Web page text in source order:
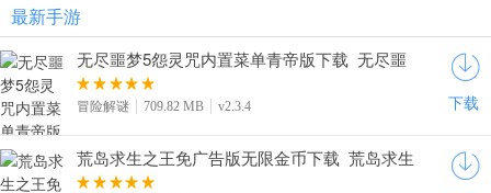
最新手游
无尽噩梦5怨灵咒内置菜单青帝版下载_无尽噩
梦5辅助菜单无敌版下载v2.3.4
冒险解谜 709.82 MB v2.3.4 下载
荒岛求生之王免广告版无限金币下载_荒岛求生
之王内置菜单下载v1.2.9